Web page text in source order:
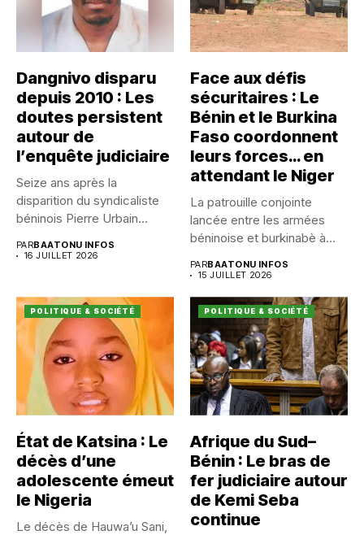
Dangnivo disparu
depuis 2010 : Les
doutes persistent
autour de
l’enquête judiciaire
Seize ans après la
disparition du syndicaliste
béninois Pierre Urbain
PARBAATONU INFOS
16 JUILLET 2026
Face aux défis
sécuritaires : Le
Bénin et le Burkina
Faso coordonnent
leurs forces… en
attendant le Niger
La patrouille conjointe
lancée entre les armées
béninoise et burkinabè à
PARBAATONU INFOS
15 JUILLET 2026
POLITIQUE & SOCIÉTÉ
État de Katsina : Le
décès d’une
adolescente émeut
le Nigeria
Le décès de Hauwa’u Sani,
POLITIQUE & SOCIÉTÉ
Afrique du Sud–
Bénin : Le bras de
fer judiciaire autour
de Kemi Seba
continue